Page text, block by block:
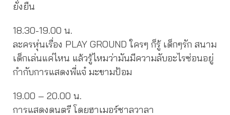
ยั่งยืน
18.30-19.00 น.
ละครหุ่นเรื่อง PLAY GROUND ใครๆ ก็รู้ เด็กๆรัก สนาม
เด็กเล่นแค่ไหน แล้วรู้ไหมว่ามันมีความลับอะไรซ่อนอยู่
กำกับการแสดงพี่แจ๋ มะขามป้อม
19.00 – 20.00 น.
การแสดงดนตรี โดยฮาเมอร์ซาลวาลา